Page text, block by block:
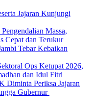
Jajaran Kunjungi
Massa,
Cepat dan Terukur
Tebar Kebaikan
Ops Ketupat 2026,
dan Idul Fitri
Periksa Jajaran
Gubernur